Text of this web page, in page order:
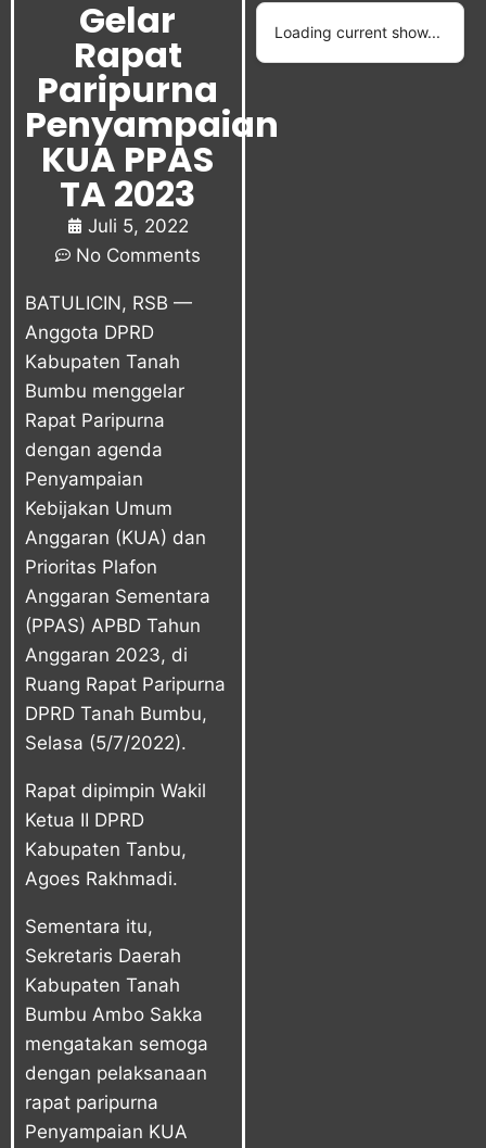
Gelar
Rapat
Paripurna
Penyampaian
KUA PPAS
TA 2023
Juli 5, 2022
No Comments
BATULICIN, RSB —
Anggota DPRD
Kabupaten Tanah
Bumbu menggelar
Rapat Paripurna
dengan agenda
Penyampaian
Kebijakan Umum
Anggaran (KUA) dan
Prioritas Plafon
Anggaran Sementara
(PPAS) APBD Tahun
Anggaran 2023, di
Ruang Rapat Paripurna
DPRD Tanah Bumbu,
Selasa (5/7/2022).
Rapat dipimpin Wakil
Ketua II DPRD
Kabupaten Tanbu,
Agoes Rakhmadi.
Sementara itu,
Sekretaris Daerah
Kabupaten Tanah
Bumbu Ambo Sakka
mengatakan semoga
dengan pelaksanaan
rapat paripurna
Penyampaian KUA
Loading current show...